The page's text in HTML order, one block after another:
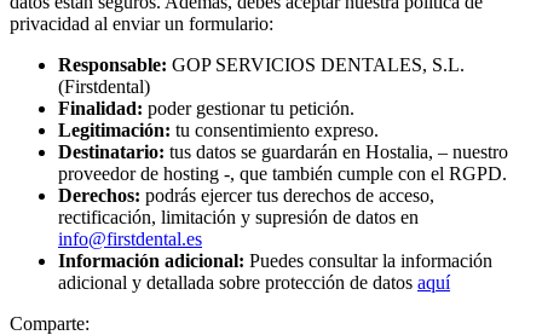
privacidad al enviar un formulario:
Responsable: GOP SERVICIOS DENTALES, S.L.
(Firstdental)
Finalidad: poder gestionar tu petición.
Legitimación: tu consentimiento expreso.
Destinatario: tus datos se guardarán en Hostalia, – nuestro
proveedor de hosting -, que también cumple con el RGPD.
Derechos: podrás ejercer tus derechos de acceso,
rectificación, limitación y supresión de datos en
info@firstdental.es
Información adicional: Puedes consultar la información
adicional y detallada sobre protección de datos aquí
Comparte: